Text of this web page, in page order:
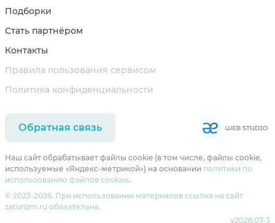
Подборки
Стать партнёром
Контакты
Правила пользования сервисом
Политика конфиденциальности
Обратная связь
Наш сайт обрабатывает файлы cookie (в том числе, файлы cookie,
используемые «Яндекс-метрикой») на основании политики по
использованию файлов cookies.
© 2023-2026. При использовании материалов ссылка на сайт
zaturizm.ru обязательна.
v2026.07-3